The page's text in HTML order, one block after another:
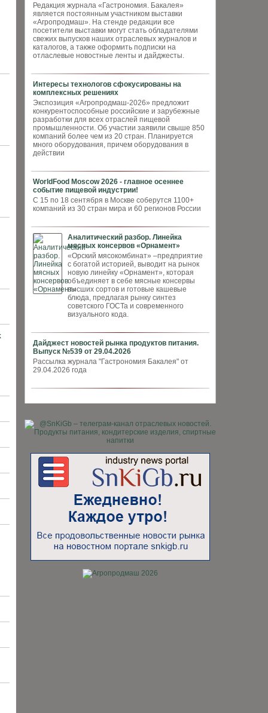
Редакция журнала «Гастрономия. Бакалея»
является постоянным участником выставки
«Агропродмаш». На стенде редакции все
посетители выставки могут стать обладателями
свежих выпусков наших отраслевых журналов и
каталогов, а также оформить подписки на
отласлевые новостные ленты и дайджесты.
Интересы технологов сфокусированы на
комплексных решениях
Экспозиция «Агропродмаш-2026» предложит
конкурентоспособные российские и зарубежные
разработки для всех отраслей пищевой
промышленности. Об участии заявили свыше 850
компаний более чем из 20 стран. Планируется
много оборудования, причем оборудования в
действии
WorldFood Moscow 2026 - главное осеннее
событие пищевой индустрии!
С 15 по 18 сентября в Москве соберутся 1100+
компаний из 30 стран мира и 60 регионов России
Аналитический разбор. Линейка
мясных консервов «Орнамент»
«Орский мясокомбинат» –предприятие
с богатой историей, выводит на рынок
новую линейку «Орнамент», которая
объединяет в себе мясные консервы
высших сортов и готовые кашевые
блюда, предлагая рынку синтез
советского ГОСТа и современного
визуального кода.
Дайджест новостей рынка продуктов питания.
Выпуск №539 от 29.04.2026
Рассылка журнала "Гастрономия Бакалея" от
29.04.2026 года